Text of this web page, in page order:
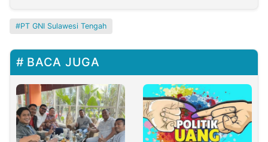
PT GNI Sulawesi Tengah
BACA JUGA